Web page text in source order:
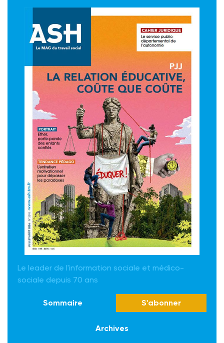
Le leader de l'information sociale et médico-
sociale depuis 70 ans
Sommaire S'abonner
Archives